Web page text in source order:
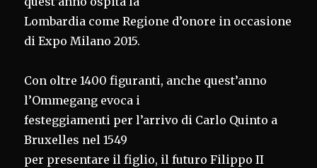
Lombardia come Regione d’onore in occasione
di Expo Milano 2015.
Con oltre 1400 figuranti, anche quest’anno
l’Ommegang evoca i
festeggiamenti per l’arrivo di Carlo Quinto a
Bruxelles nel 1549
per presentare il figlio, il futuro Filippo II